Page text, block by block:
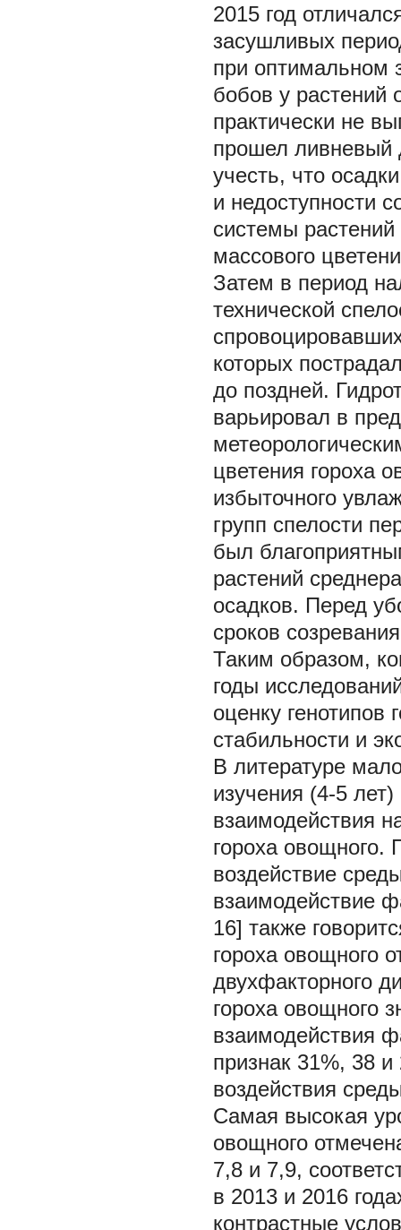
2015 год
засушливых
при оптимальном
бобов у растений
практически не
прошел ливневый
учесть, что
и недоступности
системы растений
массового
Затем в период
технической
которых
до поздней.
варьировал в
цветения гороха
избыточного
групп спелости
был
растений
осадков. Перед
сроков
Таким образом,
годы
оценку генотипов
стабильности и
В литературе
изучения (4-5
взаимодействия
гороха овощного.
воздействие
взаимодействие
16] также
гороха овощного
двухфакторного
гороха овощного
взаимодействия
признак 31%, 38
воздействия
Самая высокая
овощного
7,8 и 7,9,
в 2013 и 2016
контрастные